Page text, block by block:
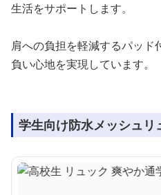
生活をサポートします。
肩への負担を軽減するパッ
負い心地を実現しています。
学生向け防水メッシュリ